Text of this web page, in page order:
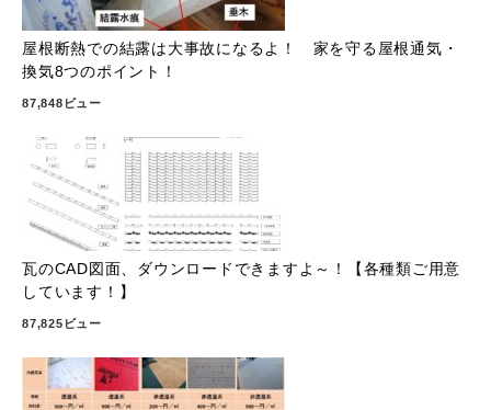
屋根断熱での結露は大事故になるよ！ 家を守る屋根通気・
換気8つのポイント！
87,848ビュー
瓦のCAD図面、ダウンロードできますよ～！【各種類ご用意
しています！】
87,825ビュー